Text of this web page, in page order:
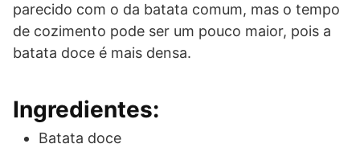
parecido com o da batata comum, mas o tempo
de cozimento pode ser um pouco maior, pois a
batata doce é mais densa.
Ingredientes:
Batata doce